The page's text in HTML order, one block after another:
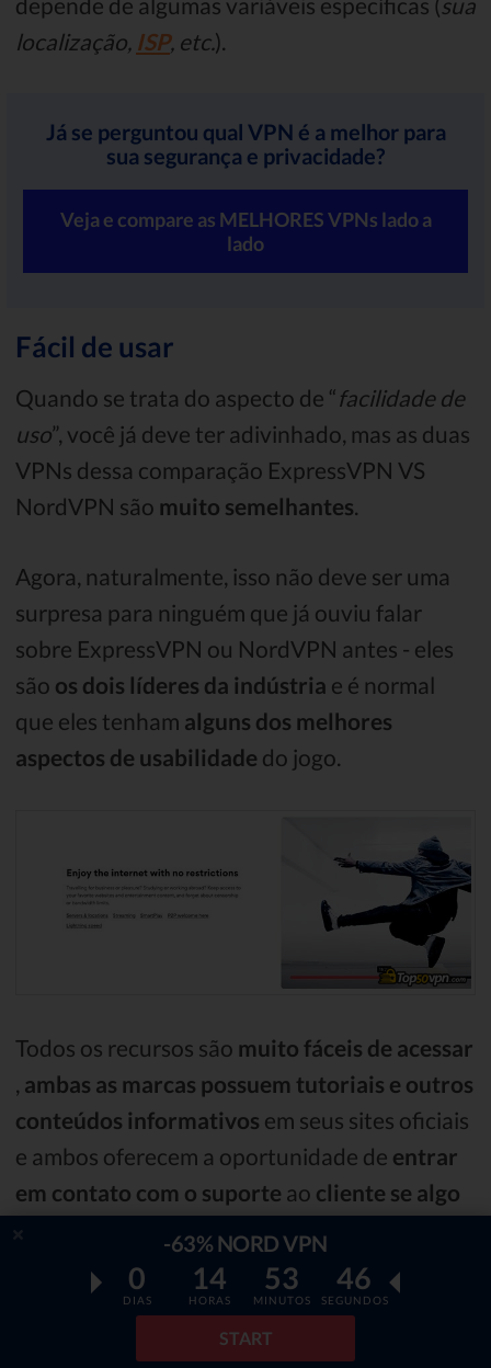
localização, ISP, etc.).
Já se perguntou qual VPN é a melhor para
sua segurança e privacidade?
Veja e compare as MELHORES VPNs lado a
lado
Fácil de usar
Quando se trata do aspecto de “facilidade de
uso”, você já deve ter adivinhado, mas as duas
VPNs dessa comparação ExpressVPN VS
NordVPN são muito semelhantes.
Agora, naturalmente, isso não deve ser uma
surpresa para ninguém que já ouviu falar
sobre ExpressVPN ou NordVPN antes - eles
são os dois líderes da indústria e é normal
que eles tenham alguns dos melhores
aspectos de usabilidade do jogo.
Todos os recursos são muito fáceis de acessar
ambas as marcas possuem tutoriais e outros
conteúdos informativos em seus sites oficiais
e ambos oferecem a oportunidade de entrar
em contato com o suporte ao cliente se algo
ambas as extremidades!
-63% NORD VPN
0
DIAS
14
HORAS
53
MINUTOS
45
SEGUNDOS
START